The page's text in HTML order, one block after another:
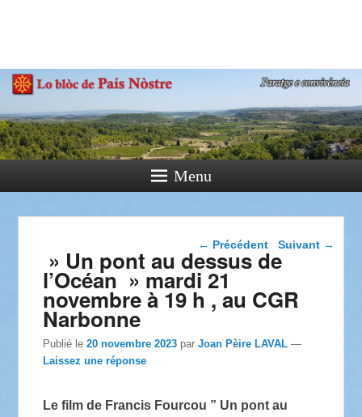
Paratge e Convivència
Menu
Navigation dans les
← Précédent Suivant →
» Un pont au dessus de
l’Océan » mardi 21
novembre à 19 h , au CGR
Narbonne
Publié le20 novembre 2023 parJoan Pèire LAVAL —
Laissez une réponse
Le film de Francis Fourcou ” Un pont au